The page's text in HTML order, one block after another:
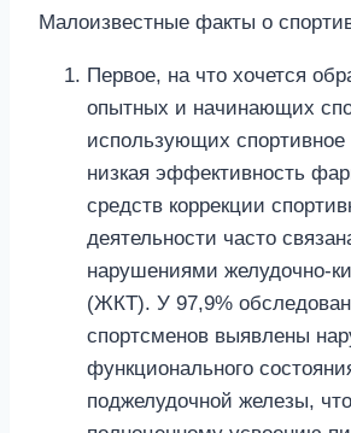
Малоизвестные факты о
Первое, на что хочется
опытных и начинающих
использующих спортивное
низкая эффективность
средств коррекции
деятельности часто
нарушениями желудочно-
(ЖКТ). У 97,9%
спортсменов выявлены
функционального
поджелудочной железы,